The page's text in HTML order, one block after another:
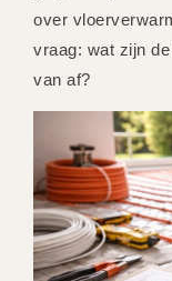
over
vraag: wat zijn
van af?